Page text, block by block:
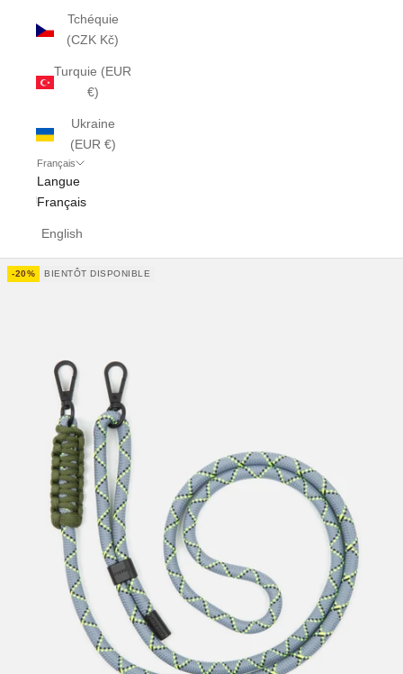
Tchéquie
(CZK Kč)
Turquie (EUR
€)
Ukraine
(EUR €)
Français
Langue
Français
English
-20% BIENTÔT DISPONIBLE